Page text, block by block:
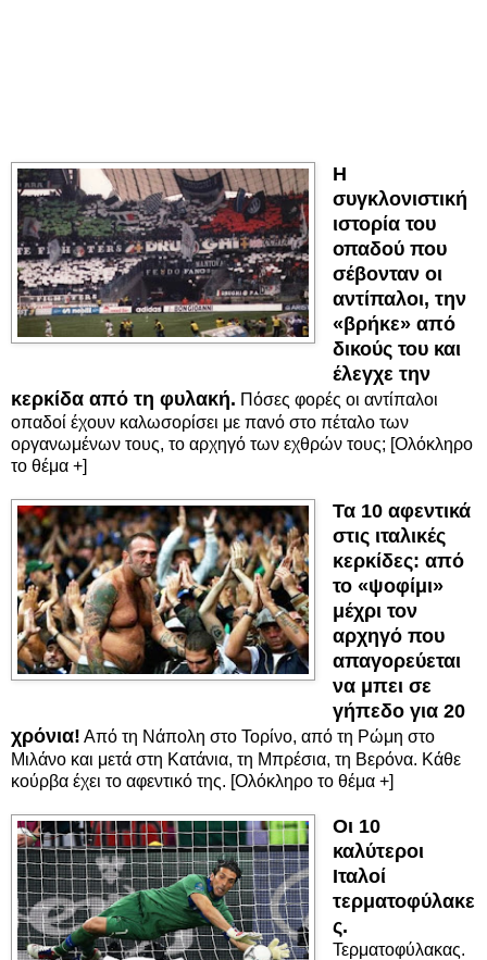
Η
συγκλονιστική
ιστορία του
οπαδού που
σέβονταν οι
αντίπαλοι, την
«βρήκε» από
δικούς του και
έλεγχε την
κερκίδα από τη φυλακή. Πόσες φορές οι αντίπαλοι
οπαδοί έχουν καλωσορίσει με πανό στο πέταλο των
οργανωμένων τους, το αρχηγό των εχθρών τους; [Ολόκληρο
το θέμα +]
Τα 10 αφεντικά
στις ιταλικές
κερκίδες: από
το «ψοφίμι»
μέχρι τον
αρχηγό που
απαγορεύεται
να μπει σε
γήπεδο για 20
χρόνια! Από τη Νάπολη στο Τορίνο, από τη Ρώμη στο
Μιλάνο και μετά στη Κατάνια, τη Μπρέσια, τη Βερόνα. Κάθε
κούρβα έχει το αφεντικό της. [Ολόκληρο το θέμα +]
Οι 10
καλύτεροι
Ιταλοί
τερματοφύλακε
ς.
Τερματοφύλακας.